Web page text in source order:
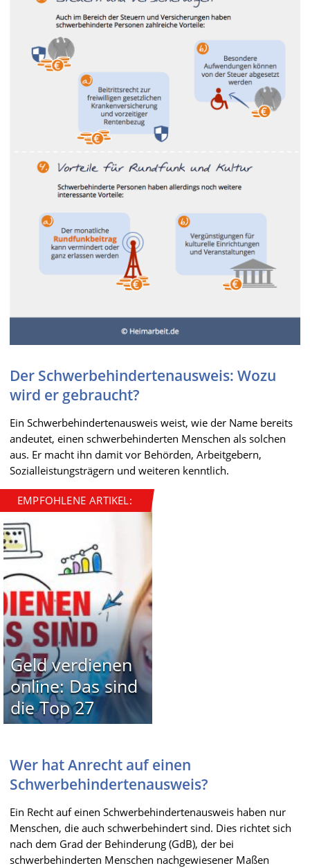
Der Schwerbehindertenausweis: Wozu
wird er gebraucht?
Ein Schwerbehindertenausweis weist, wie der Name bereits
andeutet, einen schwerbehinderten Menschen als solchen
aus. Er macht ihn damit vor Behörden, Arbeitgebern,
Sozialleistungsträgern und weiteren kenntlich.
EMPFOHLENE ARTIKEL:
Geld verdienen
online: Das sind
die Top 27
Wer hat Anrecht auf einen
Schwerbehindertenausweis?
Ein Recht auf einen Schwerbehindertenausweis haben nur
Menschen, die auch schwerbehindert sind. Dies richtet sich
nach dem Grad der Behinderung (GdB), der bei
schwerbehinderten Menschen nachgewiesener Maßen